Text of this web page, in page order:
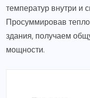
температур внутри и
Просуммировав
здания, получаем
мощности.